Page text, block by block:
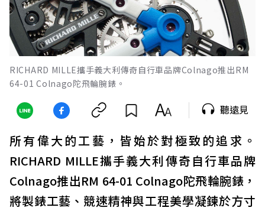
RICHARD MILLE攜手義大利傳奇自行車品牌Colnago推出RM
64-01 Colnago陀飛輪腕錶。
聽遠見
所有偉大的工藝，皆始於對極致的追求。
RICHARD MILLE攜手義大利傳奇自行車品牌
Colnago推出RM 64-01 Colnago陀飛輪腕錶，
將製錶工藝、競速精神與工程美學凝鍊於方寸